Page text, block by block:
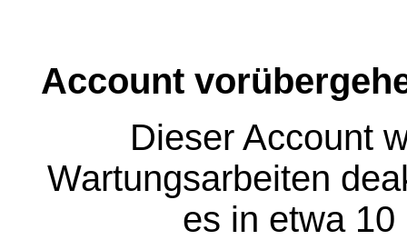
Account
Dieser Account
Wartungsarbeiten
es in etwa